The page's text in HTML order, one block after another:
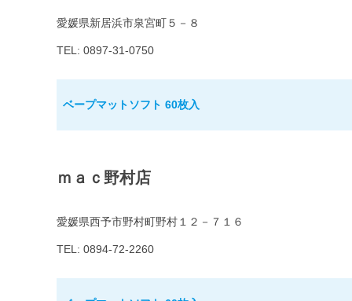
愛媛県新居浜市泉宮町５－８
TEL: 0897-31-0750
ベープマットソフト 60枚入
ｍａｃ野村店
愛媛県西予市野村町野村１２－７１６
TEL: 0894-72-2260